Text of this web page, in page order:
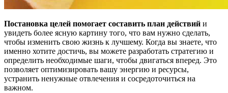
Постановка целей помогает составить план действий и
увидеть более ясную картину того, что вам нужно сделать,
чтобы изменить свою жизнь к лучшему. Когда вы знаете, что
именно хотите достичь, вы можете разработать стратегию и
определить необходимые шаги, чтобы двигаться вперед. Это
позволяет оптимизировать вашу энергию и ресурсы,
устранить ненужные отвлечения и сосредоточиться на
важном.